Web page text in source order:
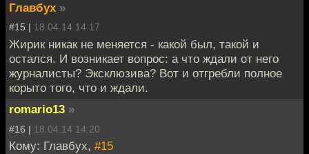
Главбух »
#15 | 18.04.14 14:17
Жирик никак не меняется - какой был, такой и
остался. И возникает вопрос: а что ждали от него
журналисты? Эксклюзива? Вот и отгребли полное
корыто того, что и ждали.
romario13 »
#16 | 18.04.14 14:20
Кому: Главбух, #15